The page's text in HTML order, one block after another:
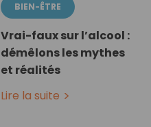
BIEN-ÊTRE
Vrai-faux sur l’alcool :
démêlons les mythes
et réalités
Lire la suite